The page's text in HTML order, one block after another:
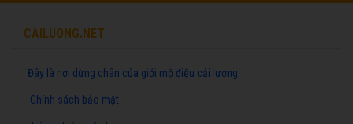
CAILUONG.NET
Đây là nơi dừng chân của giới mộ điệu cải lương
Chính sách bảo mật